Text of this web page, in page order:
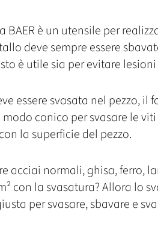
BAER è un utensile per
deve sempre essere
è utile sia per evitare
essere svasata nel pezzo,
conico per svasare le
la superficie del pezzo.
acciai normali, ghisa, ferro,
con la svasatura? Allora lo
per svasare, sbavare e